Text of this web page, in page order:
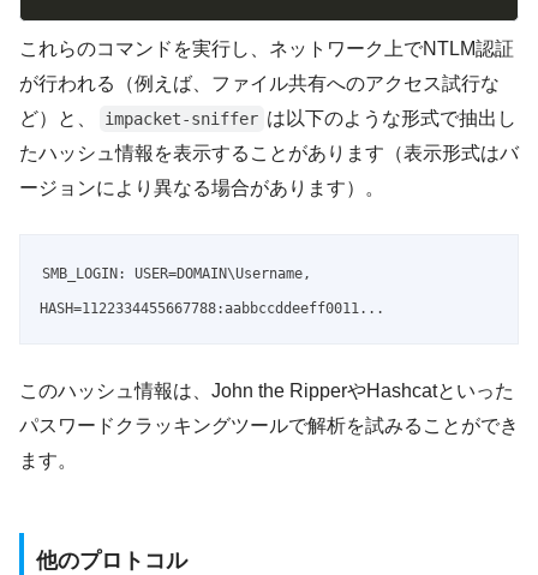
これらのコマンドを実行し、ネットワーク上でNTLM認証
が行われる（例えば、ファイル共有へのアクセス試行な
ど）と、
impacket-sniffer は以下のような形式で抽出し
たハッシュ情報を表示することがあります（表示形式はバ
ージョンにより異なる場合があります）。
SMB_LOGIN: USER=DOMAIN\Username,
HASH=1122334455667788:aabbccddeeff0011...
このハッシュ情報は、John the RipperやHashcatといった
パスワードクラッキングツールで解析を試みることができ
ます。
他のプロトコル